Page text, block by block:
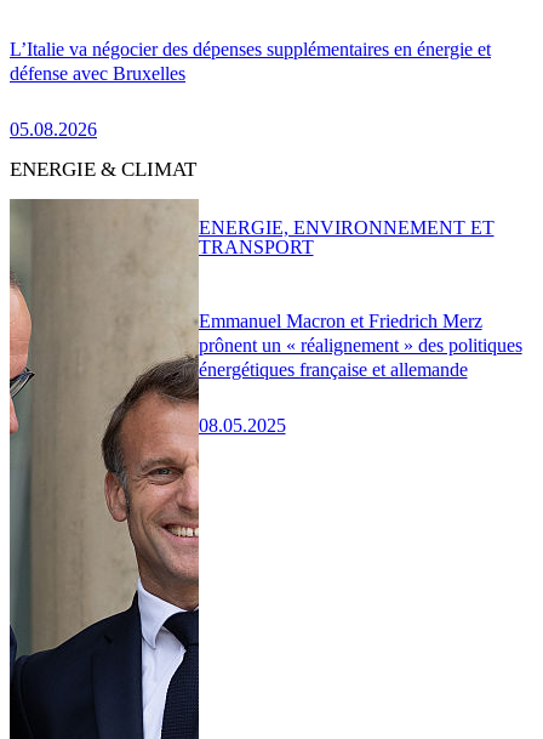
L’Italie va négocier des dépenses supplémentaires en énergie et
défense avec Bruxelles
05.08.2026
ENERGIE & CLIMAT
Emmanuel Macron et Friedrich Merz
prônent un « réalignement » des politiques
énergétiques française et allemande
08.05.2025
ENERGIE, ENVIRONNEMENT ET
TRANSPORT